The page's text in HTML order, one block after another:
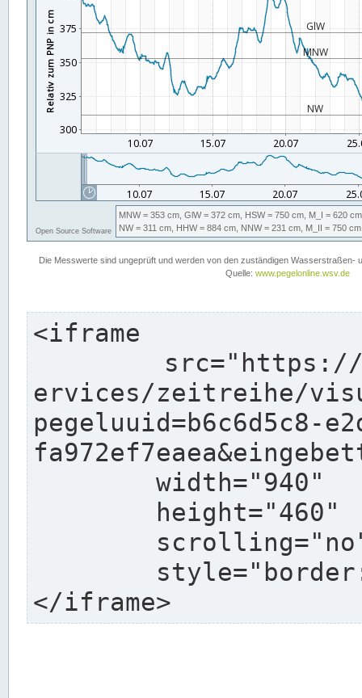
<iframe
ervices/zeitreihe/
pegeluuid=b6c6d5c8-
</iframe>